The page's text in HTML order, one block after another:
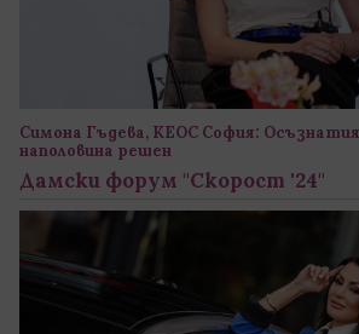
Симона Гъдева, КЕОС София:
наполовина решен
Дамски форум "Скорост '24"